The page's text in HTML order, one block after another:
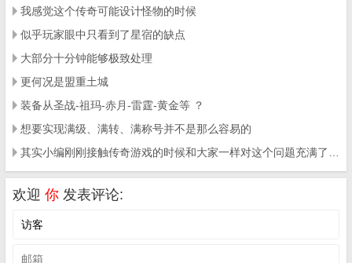
我感觉这个传奇可能设计怪物的时候
似乎玩家眼中只看到了星宿的缺点
大部分十分钟能够极致处理
更何况是盟重土城
装备从圣战-祖玛-赤月-雷霆-黄金等 ？
想要实现满级、满转、满称号并不是那么容易的
欢迎 你 发表评论: